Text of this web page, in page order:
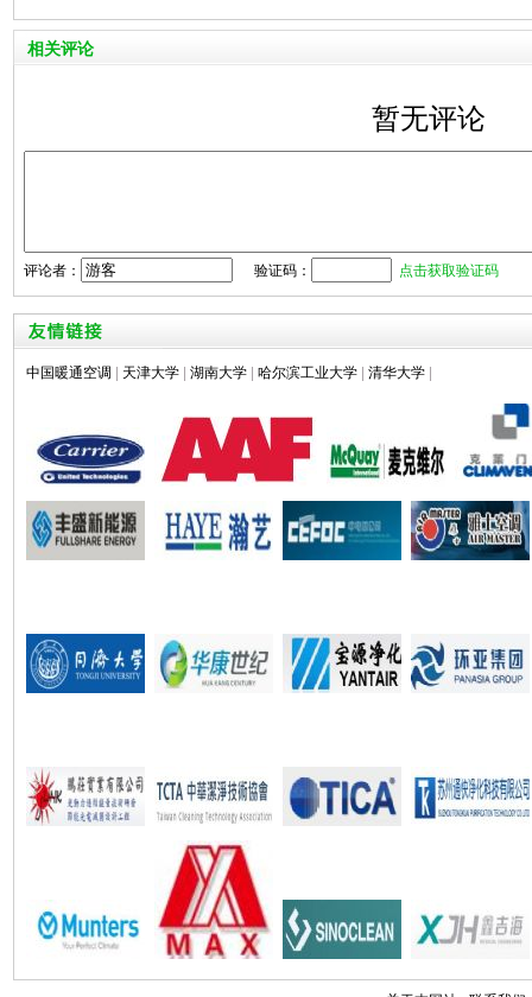
相关评论
暂无评论
评论者： 验证码： 点击获取验证码
中国暖通空调 天津大学 湖南大学 哈尔滨工业大学 清华大学